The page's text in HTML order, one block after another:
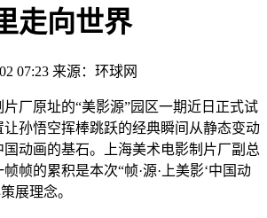
走向世界
07:23 来源：环球网
厂原址的“美影源”园区一期近日正式试
孙悟空挥棒跳跃的经典瞬间从静态变动
动画的基石。上海美术电影制片厂副总
帧的累积是本次“帧·源·上美影‘中国动
展理念。